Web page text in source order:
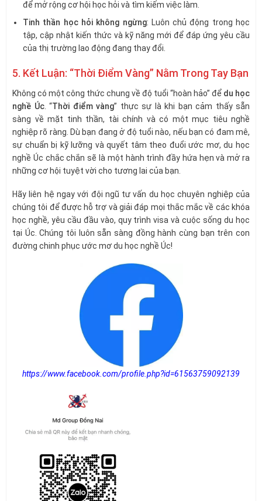
để mở rộng cơ hội học hỏi và tìm kiếm việc làm.
Tinh thần học hỏi không ngừng: Luôn chủ động trong học
tập, cập nhật kiến thức và kỹ năng mới để đáp ứng yêu cầu
của thị trường lao động đang thay đổi.
5. Kết Luận: “Thời Điểm Vàng” Nằm Trong Tay Bạn
Không có một công thức chung về độ tuổi “hoàn hảo” để du học
nghề Úc. “Thời điểm vàng” thực sự là khi bạn cảm thấy sẵn
sàng về mặt tinh thần, tài chính và có một mục tiêu nghề
nghiệp rõ ràng. Dù bạn đang ở độ tuổi nào, nếu bạn có đam mê,
sự chuẩn bị kỹ lưỡng và quyết tâm theo đuổi ước mơ, du học
nghề Úc chắc chắn sẽ là một hành trình đầy hứa hẹn và mở ra
những cơ hội tuyệt vời cho tương lai của bạn.
Hãy liên hệ ngay với đội ngũ tư vấn du học chuyên nghiệp của
chúng tôi để được hỗ trợ và giải đáp mọi thắc mắc về các khóa
học nghề, yêu cầu đầu vào, quy trình visa và cuộc sống du học
tại Úc. Chúng tôi luôn sẵn sàng đồng hành cùng bạn trên con
đường chinh phục ước mơ du học nghề Úc!
https://www.facebook.com/profile.php?id=61563759092139